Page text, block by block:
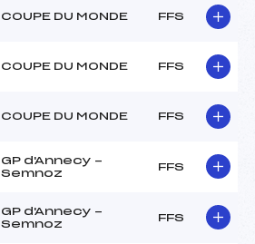
COUPE DU MONDE FFS
COUPE DU MONDE FFS
COUPE DU MONDE FFS
GP d'Annecy -
Semnoz
FFS
GP d'Annecy -
Semnoz
FFS